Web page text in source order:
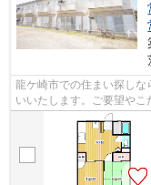
龍ケ崎市での住まい探し
いいたします。ご要望や
to.co.jpにてお申し付け下さ